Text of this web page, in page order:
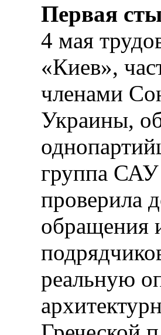
Первая
4 мая
«Киев»,
членами
Украины,
группа САУ
проверила
обращения
реальную